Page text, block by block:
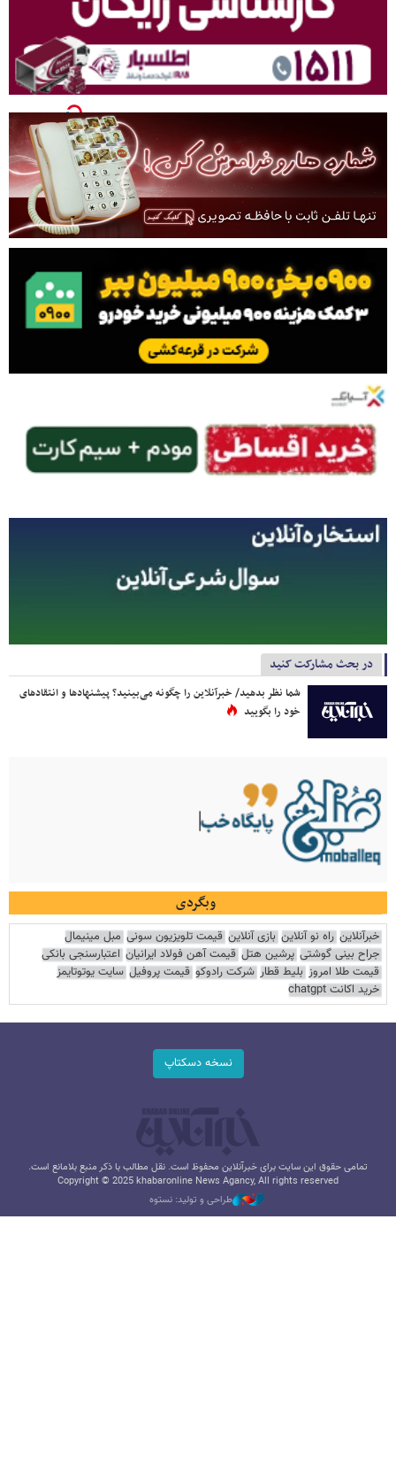
در بحث مشارکت کنید
شما نظر بدهید/ خبرآنلاین را چگونه می‌بینید؟ پیشنهادها و انتقادهای
خود را بگویید
وبگردی
خبرآنلاین راه نو آنلاین بازی آنلاین قیمت تلویزیون سونی مبل مینیمال
جراح بینی گوشتی پرشین هتل قیمت آهن فولاد ایرانیان اعتبارسنجی بانکی
قیمت طلا امروز بلیط قطار شرکت رادوکو قیمت پروفیل سایت یوتوتایمز
خرید اکانت chatgpt
نسخه دسکتاپ
تمامی حقوق این سایت برای خبرآنلاین محفوظ است. نقل مطالب با ذکر منبع بلامانع است.
Copyright © 2025 khabaronline News Agancy, All rights reserved
طراحی و تولید: نستوه